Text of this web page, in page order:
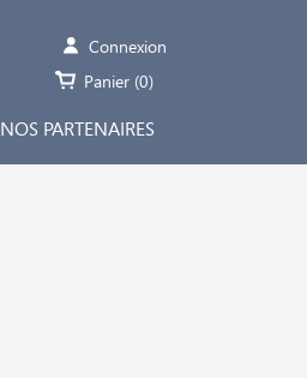
Connexion
Panier (0)
NOS PARTENAIRES